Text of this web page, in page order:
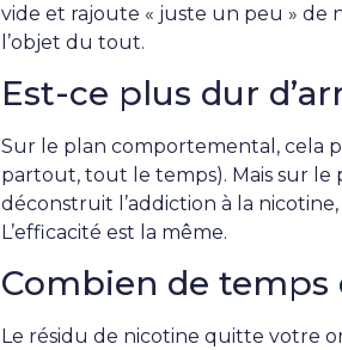
vide et rajoute « juste un peu » de
l’objet du tout.
Est-ce plus dur
Sur le plan comportemental, cela
partout, tout le temps). Mais sur le
déconstruit l’addiction à la
L’efficacité est la même.
Combien de temps
Le résidu de nicotine quitte votre